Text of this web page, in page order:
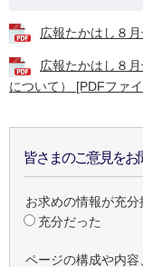
広報たかはし８
広報たかはし８
について） [PDFファ
皆さまのご意見をお
お求めの情報が充
充分だった
ページの構成や内